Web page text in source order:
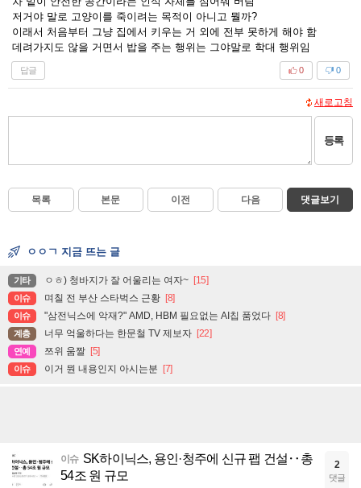
저거야 말로 고양이를 죽이려는 목적이 아니고 뭘까?
이래서 처음부터 그냥 집에서 키우는 거 외에 전부 못하게 해야 함
데려가지도 않을 거면서 밥을 주는 행위는 그야말로 학대 행위임
답글 0
0
새로고침
등록
목록 본문 이전 다음 댓글보기
ㅇㅇㄱ 지금 뜨는 글
기타 ㅇㅎ) 청바지가 잘 어울리는 여자~ [15]
이슈 며칠 전 부산 스타벅스 근황 [8]
이슈 "삼전닉스에 악재?" AMD, HBM 필요없는 AI칩 품었다 [8]
계층 너무 억울하다는 한문철 TV 제보자 [22]
연예 쯔위 움짤 [5]
이슈 이거 뭔 내용인지 아시는분 [7]
이슈 SK하이닉스, 용인·청주에 신규 팹 건설‥총
54조 원 규모
2
댓글